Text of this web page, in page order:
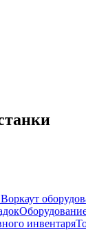
Воркаут
инвентаря